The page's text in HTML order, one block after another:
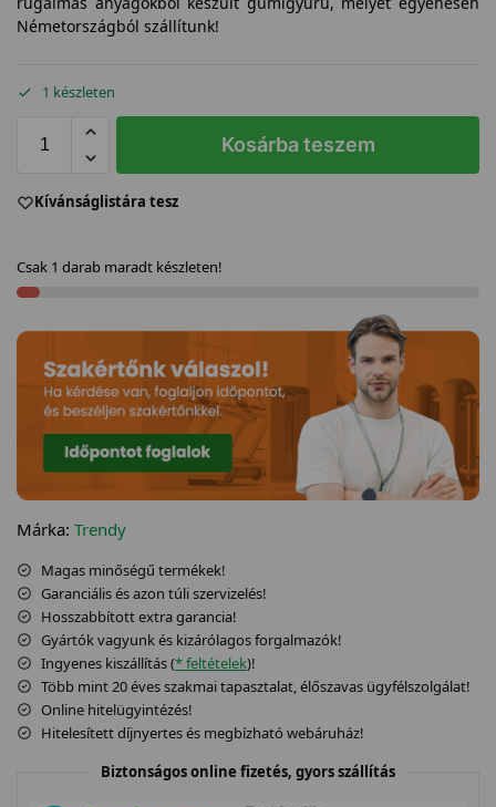
Németországból szállítunk!
1 készleten
Kosárba teszem
Kívánságlistára tesz
Csak 1 darab maradt készleten!
Márka: Trendy
Magas minőségű termékek!
Garanciális és azon túli szervizelés!
Hosszabbított extra garancia!
Gyártók vagyunk és kizárólagos forgalmazók!
Ingyenes kiszállítás (* feltételek)!
Több mint 20 éves szakmai tapasztalat, élőszavas ügyfélszolgálat!
Online hitelügyintézés!
Hitelesített díjnyertes és megbízható webáruház!
Biztonságos online fizetés, gyors szállítás